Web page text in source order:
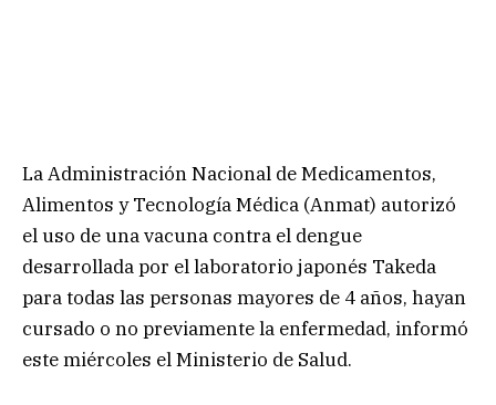
La Administración Nacional de Medicamentos,
Alimentos y Tecnología Médica (Anmat) autorizó
el uso de una vacuna contra el dengue
desarrollada por el laboratorio japonés Takeda
para todas las personas mayores de 4 años, hayan
cursado o no previamente la enfermedad, informó
este miércoles el Ministerio de Salud.